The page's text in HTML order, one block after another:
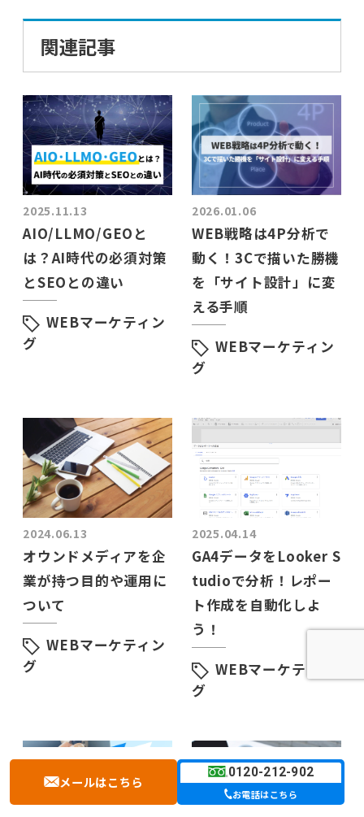
関連記事
2025.11.13
AIO/LLMO/GEOと
は？AI時代の必須対策
とSEOとの違い
WEBマーケティン
グ
2026.01.06
WEB戦略は4P分析で
動く！3Cで描いた勝機
を「サイト設計」に変
える手順
WEBマーケティン
グ
2024.06.13
オウンドメディアを企
業が持つ目的や運用に
ついて
WEBマーケティン
グ
2025.04.14
GA4データをLooker S
tudioで分析！レポー
ト作成を自動化しよ
う！
WEBマーケティン
グ
メールはこちら
0120-212-902
お電話はこちら